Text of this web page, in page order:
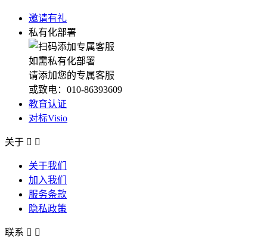
邀请有礼
私有化部署
如需私有化部署
请添加您的专属客服
或致电：010-86393609
教育认证
对标Visio
关于  
关于我们
加入我们
服务条款
隐私政策
联系  